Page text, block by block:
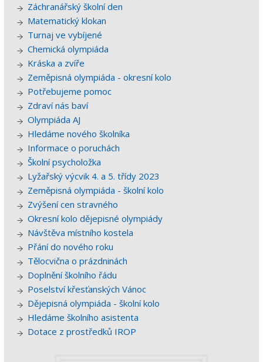
Záchranářský školní den
Matematický klokan
Turnaj ve vybíjené
Chemická olympiáda
Kráska a zvíře
Zeměpisná olympiáda - okresní kolo
Potřebujeme pomoc
Zdraví nás baví
Olympiáda AJ
Hledáme nového školníka
Informace o poruchách
Školní psycholožka
Lyžařský výcvik 4. a 5. třídy 2023
Zeměpisná olympiáda - školní kolo
Zvýšení cen stravného
Okresní kolo dějepisné olympiády
Návštěva místního kostela
Přání do nového roku
Tělocvična o prázdninách
Doplnění školního řádu
Poselství křesťanských Vánoc
Dějepisná olympiáda - školní kolo
Hledáme školního asistenta
Dotace z prostředků IROP